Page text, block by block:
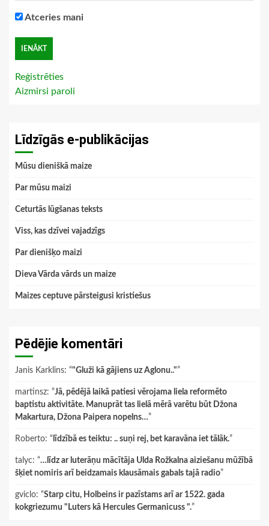
Atceries mani
Reģistrēties
Aizmirsi paroli
Līdzīgās e-publikācijas
Mūsu dieniškā maize
Par mūsu maizi
Ceturtās lūgšanas teksts
Viss, kas dzīvei vajadzīgs
Par dienišķo maizi
Dieva Vārda vārds un maize
Maizes ceptuve pārsteigusi kristiešus
Pēdējie komentāri
Janis Karklins: “"Gluži kā gājiens uz Aglonu.."”
martinsz: “Jā, pēdējā laikā patiesi vērojama liela reformēto
baptistu aktivitāte. Manuprāt tas lielā mērā varētu būt Džona
Makartura, Džona Paipera nopelns…”
Roberto: “ līdzībā es teiktu: .. suņi rej, bet karavāna iet tālāk.”
talyc: “…līdz ar luterāņu mācītāja Ulda Rožkalna aiziešanu mūžībā
šķiet nomiris arī beidzamais klausāmais gabals tajā radio”
gviclo: “Starp citu, Holbeins ir pazīstams arī ar 1522. gada
kokgriezumu "Luters kā Hercules Germanicuss ".”